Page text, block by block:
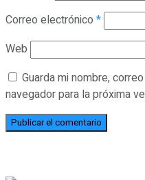
Correo electrónico *
Web
Guarda mi nombre,
navegador para la próxima